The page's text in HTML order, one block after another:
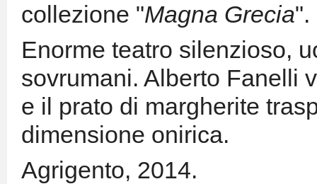
collezione "Magna Grecia".
Enorme teatro silenzioso,
sovrumani. Alberto Fanelli
e il prato di margherite
dimensione onirica.
Agrigento, 2014.